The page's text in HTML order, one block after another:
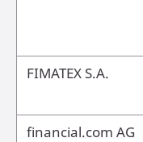
FIMATEX S.A.
financial.com AG